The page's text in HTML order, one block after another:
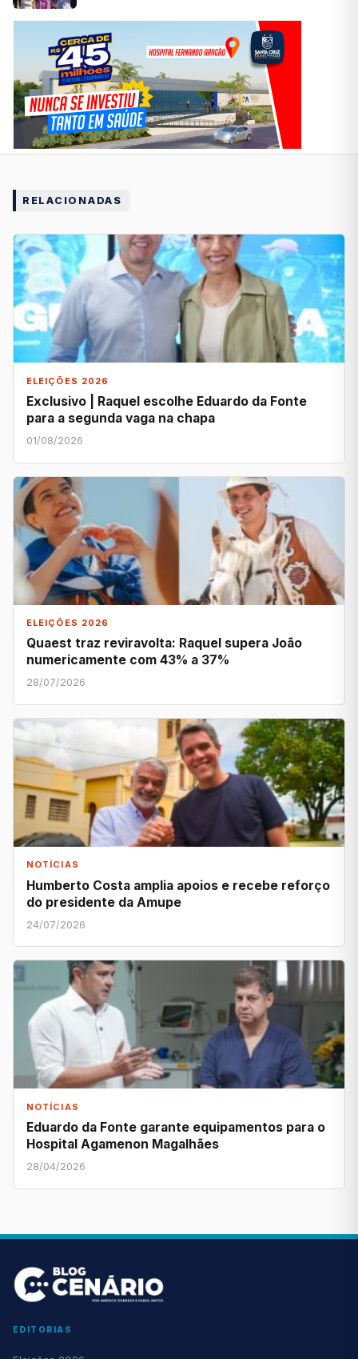
RELACIONADAS
ELEIÇÕES 2026
Exclusivo | Raquel escolhe Eduardo da Fonte
para a segunda vaga na chapa
01/08/2026
ELEIÇÕES 2026
Quaest traz reviravolta: Raquel supera João
numericamente com 43% a 37%
28/07/2026
NOTÍCIAS
Humberto Costa amplia apoios e recebe reforço
do presidente da Amupe
24/07/2026
NOTÍCIAS
Eduardo da Fonte garante equipamentos para o
Hospital Agamenon Magalhães
28/04/2026
EDITORIAS